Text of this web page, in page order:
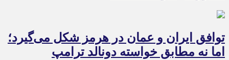
توافق ایران و عمان در هرمز شکل می‌گیرد؛
اما نه مطابق خواسته دونالد ترامپ